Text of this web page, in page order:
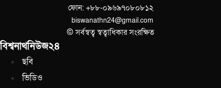
ফোন: +৮৮-০৯৬৯৭০৮০৮১২
biswanathn24@gmail.com
© সর্বস্বত্ব স্বত্বাধিকার সংরক্ষিত
বিশ্বনাথনিউজ২৪
ছবি
ভিডিও